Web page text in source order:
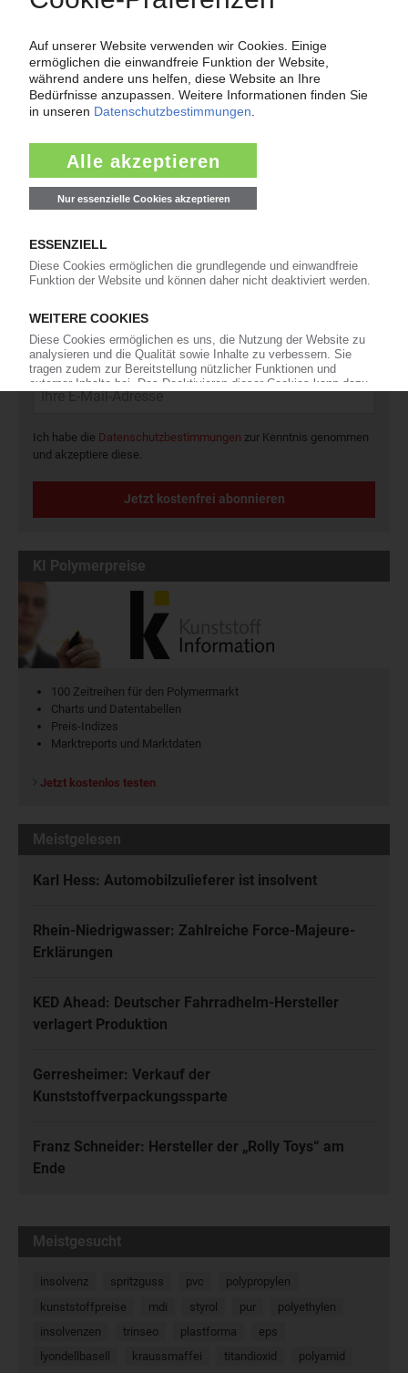
42
Interviews
16
In eigener Sache
Newsletter
Die wichtigsten Nachrichten und Neuigkeiten aus der
Kunststoffbranche – jeden Tag brandaktuell!
Ich habe die Datenschutzbestimmungen zur Kenntnis genommen
und akzeptiere diese.
Jetzt kostenfrei abonnieren
KI Polymerpreise
100 Zeitreihen für den Polymermarkt
Charts und Datentabellen
Preis-Indizes
Marktreports und Marktdaten
Jetzt kostenlos testen
Meistgelesen
Karl Hess: Automobilzulieferer ist insolvent
Rhein-Niedrigwasser: Zahlreiche Force-Majeure-
Erklärungen
KED Ahead: Deutscher Fahrradhelm-Hersteller
verlagert Produktion
Gerresheimer: Verkauf der
Kunststoffverpackungssparte
Franz Schneider: Hersteller der „Rolly Toys“ am
Ende
Meistgesucht
insolvenz spritzguss pvc
polypropylen
kunststoffpreise
mdi styrol pur
polyethylen
insolvenzen
trinseo plastforma
eps
lyondellbasell
kraussmaffei titandioxid
polyamid